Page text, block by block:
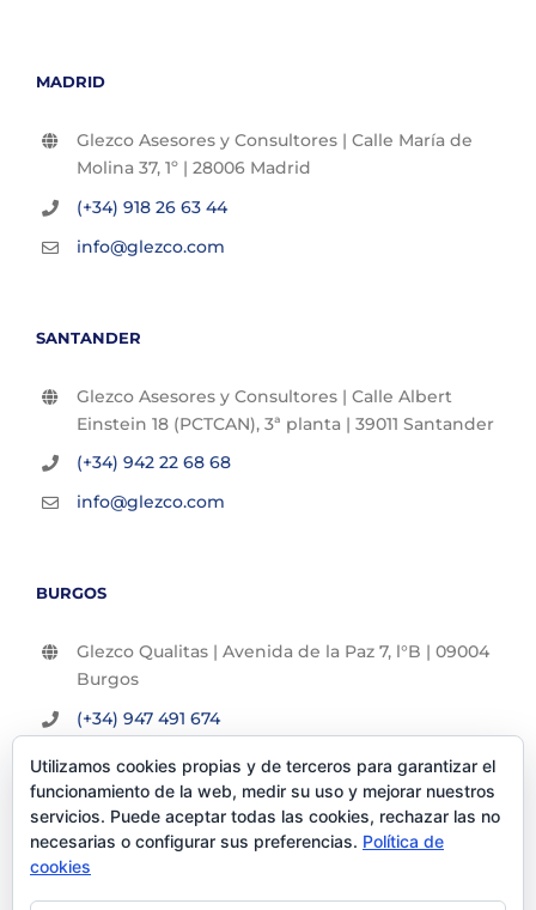
MADRID
Glezco Asesores y Consultores | Calle María de
Molina 37, 1º | 28006 Madrid
(+34) 918 26 63 44
info@glezco.com
SANTANDER
Glezco Asesores y Consultores | Calle Albert
Einstein 18 (PCTCAN), 3ª planta | 39011 Santander
(+34) 942 22 68 68
info@glezco.com
BURGOS
Glezco Qualitas | Avenida de la Paz 7, l°B | 09004
Burgos
(+34) 947 491 674
info@glezco.com
Utilizamos cookies propias y de terceros para garantizar el
funcionamiento de la web, medir su uso y mejorar nuestros
servicios. Puede aceptar todas las cookies, rechazar las no
necesarias o configurar sus preferencias. Política de
cookies